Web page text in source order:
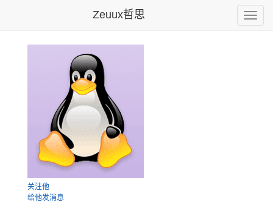
Toggle
Zeuux哲思
关注他
给他发消息